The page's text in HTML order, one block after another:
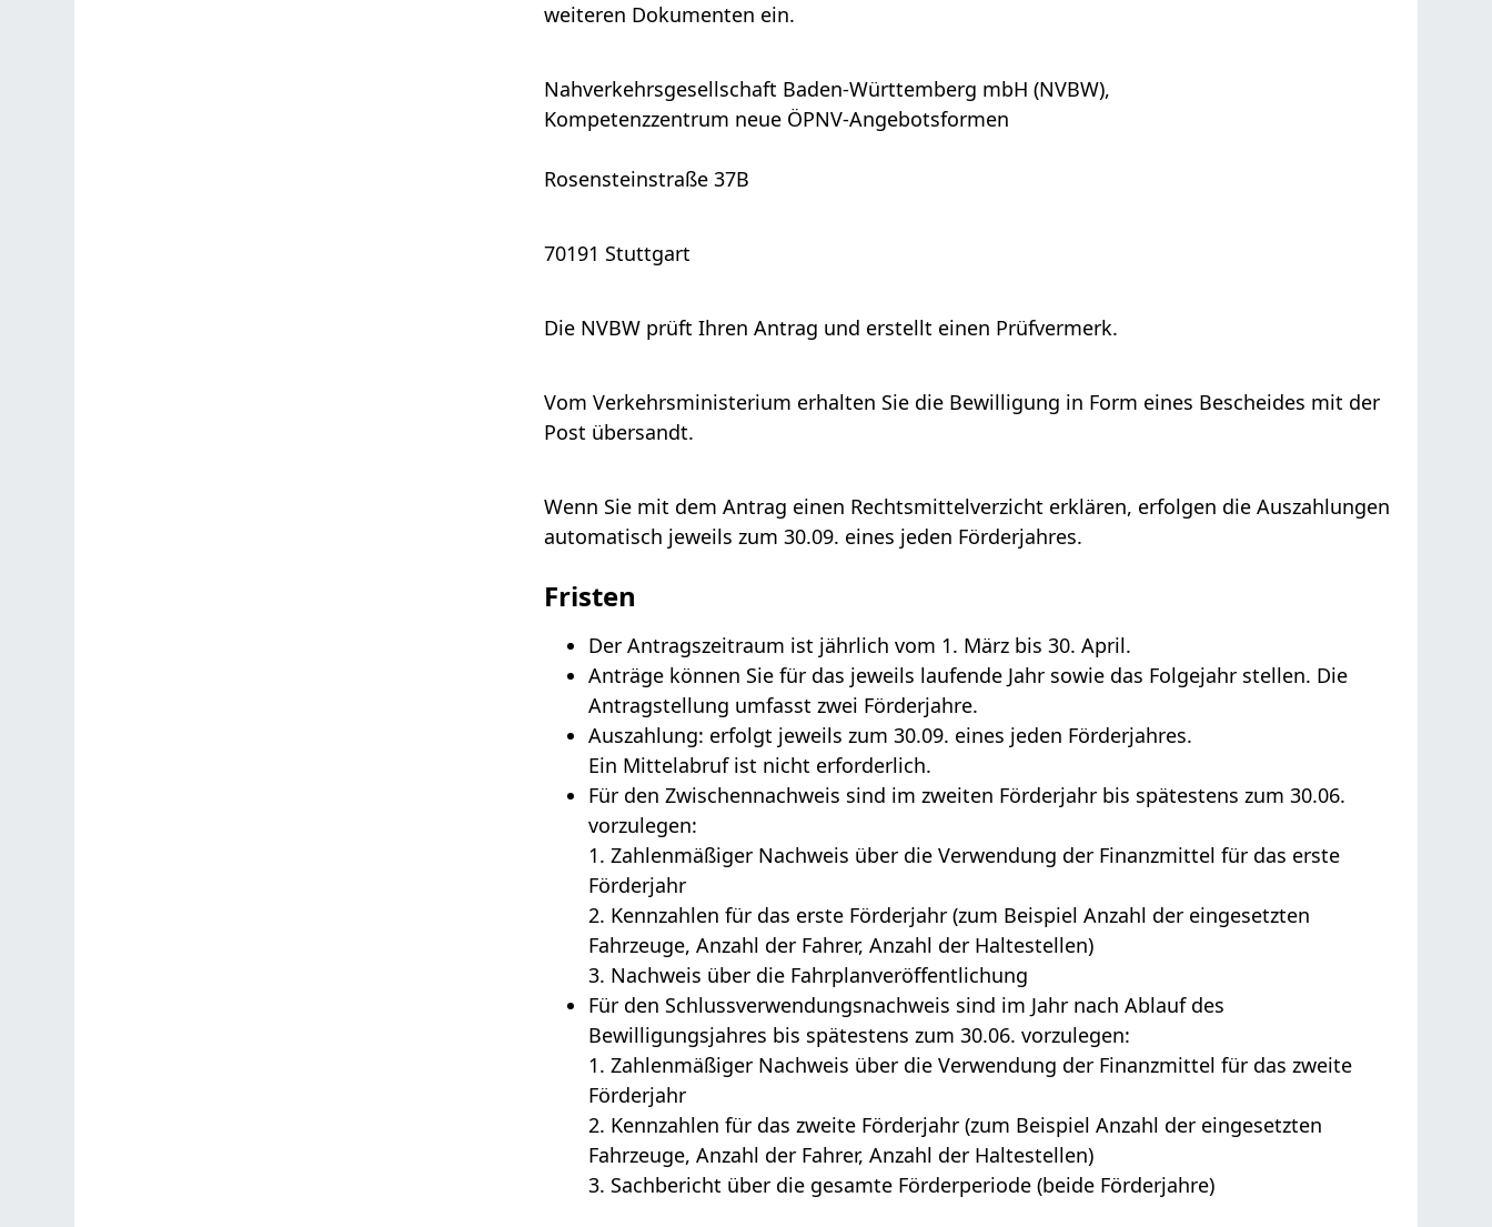
weiteren Dokumenten ein.
Nahverkehrsgesellschaft Baden-Württemberg mbH (NVBW),
Kompetenzzentrum neue ÖPNV-Angebotsformen
Rosensteinstraße 37B
70191 Stuttgart
Die NVBW prüft Ihren Antrag und erstellt einen Prüfvermerk.
Vom Verkehrsministerium erhalten Sie die Bewilligung in Form eines Bescheides mit der
Post übersandt.
Wenn Sie mit dem Antrag einen Rechtsmittelverzicht erklären, erfolgen die Auszahlungen
automatisch jeweils zum 30.09. eines jeden Förderjahres.
Fristen
Der Antragszeitraum ist jährlich vom 1. März bis 30. April.
Anträge können Sie für das jeweils laufende Jahr sowie das Folgejahr stellen. Die
Antragstellung umfasst zwei Förderjahre.
Auszahlung: erfolgt jeweils zum 30.09. eines jeden Förderjahres.
Ein Mittelabruf ist nicht erforderlich.
Für den Zwischennachweis sind im zweiten Förderjahr bis spätestens zum 30.06.
vorzulegen:
1. Zahlenmäßiger Nachweis über die Verwendung der Finanzmittel für das erste
Förderjahr
2. Kennzahlen für das erste Förderjahr (zum Beispiel Anzahl der eingesetzten
Fahrzeuge, Anzahl der Fahrer, Anzahl der Haltestellen)
3. Nachweis über die Fahrplanveröffentlichung
Für den Schlussverwendungsnachweis sind im Jahr nach Ablauf des
Bewilligungsjahres bis spätestens zum 30.06. vorzulegen:
1. Zahlenmäßiger Nachweis über die Verwendung der Finanzmittel für das zweite
Förderjahr
2. Kennzahlen für das zweite Förderjahr (zum Beispiel Anzahl der eingesetzten
Fahrzeuge, Anzahl der Fahrer, Anzahl der Haltestellen)
3. Sachbericht über die gesamte Förderperiode (beide Förderjahre)